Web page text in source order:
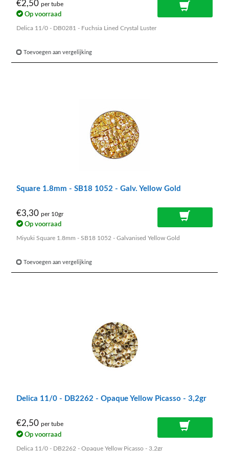
€2,50 per tube
Op voorraad
Delica 11/0 - DB0281 - Fuchsia Lined Crystal Luster
Toevoegen aan vergelijking
Square 1.8mm - SB18 1052 - Galv. Yellow Gold
€3,30 per 10gr
Op voorraad
Miyuki Square 1.8mm - SB18 1052 - Galvanised Yellow Gold
Toevoegen aan vergelijking
Delica 11/0 - DB2262 - Opaque Yellow Picasso - 3,2gr
€2,50 per tube
Op voorraad
Delica 11/0 - DB2262 - Opaque Yellow Picasso - 3,2gr